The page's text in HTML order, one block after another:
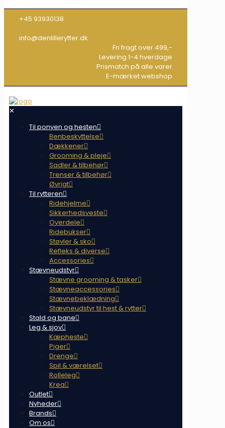
+45 93930138
info@denlillerytter.dk
Fri fragt over 499,-
Levering 1-4 hverdage
Prismatch på alle varer
E-mærket webshop
✕
Til ponyen og hesten
Benbeskyttelse
Dækkener
Grooming & pleje
Sadler & tilbehør
Trenser & tilbehør
Øvrigt
Til rytteren
Ridehjelme
Sikkerhedsveste
Overdele
Ridebukser
Støvler & sko
Refleks & diverse
Accessories
Stævneudstyr
Stævne grooming & tasker
Stævneaccessories
Stævnebeklædning
Stævneudstyr til hest & rytter
Stald og bane
Leg & sjov
Kæpheste
Piger
Drenge
Spil & værelset
Rolleleg
Krea
Outlet
Nyheder
Brands
Om os